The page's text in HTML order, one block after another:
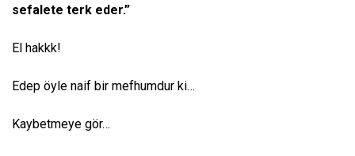
sefalete terk eder.”
El hakkk!
Edep öyle naif bir mefhumdur ki…
Kaybetmeye gör…